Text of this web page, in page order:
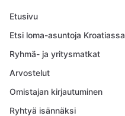
Etusivu
Etsi loma-asuntoja Kroatiassa
Ryhmä- ja yritysmatkat
Arvostelut
Omistajan kirjautuminen
Ryhtyä isännäksi